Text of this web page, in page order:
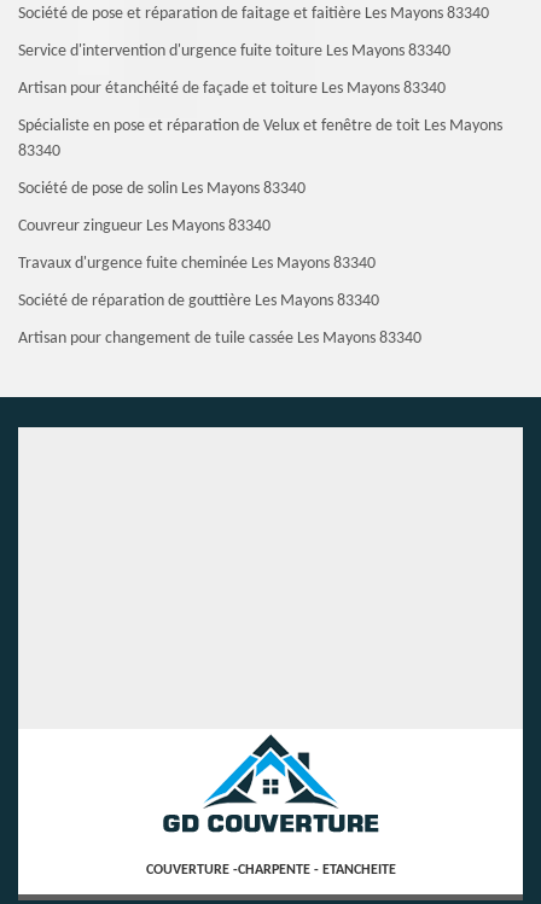
Société de pose et réparation de faitage et faitière Les Mayons 83340
Service d'intervention d'urgence fuite toiture Les Mayons 83340
Artisan pour étanchéité de façade et toiture Les Mayons 83340
Spécialiste en pose et réparation de Velux et fenêtre de toit Les Mayons
83340
Société de pose de solin Les Mayons 83340
Couvreur zingueur Les Mayons 83340
Travaux d'urgence fuite cheminée Les Mayons 83340
Société de réparation de gouttière Les Mayons 83340
Artisan pour changement de tuile cassée Les Mayons 83340
COUVERTURE -CHARPENTE - ETANCHEITE